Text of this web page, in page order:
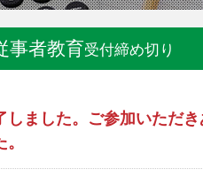
事者教育受付締め切り
ました。ご参加いただき